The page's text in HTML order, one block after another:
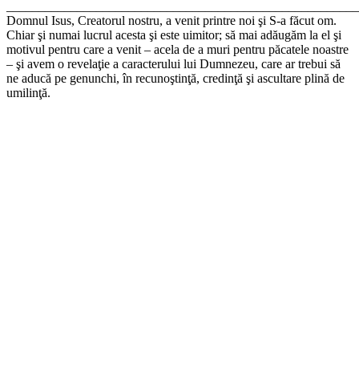
Domnul Isus, Creatorul nostru, a venit printre noi şi S-a făcut om.
Chiar şi numai lucrul acesta şi este uimitor; să mai adăugăm la el şi
motivul pentru care a venit – acela de a muri pentru păcatele noastre
– şi avem o revelaţie a caracterului lui Dumnezeu, care ar trebui să
ne aducă pe genunchi, în recunoştinţă, credinţă şi ascultare plină de
umilinţă.